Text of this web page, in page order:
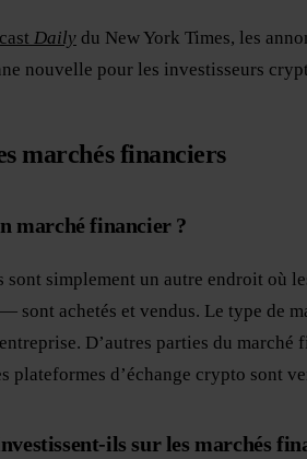
Daily du New York Times, les
nouvelle pour les investisseurs
marchés financiers
marché financier ?
sont simplement un autre endroit où
— sont achetés et vendus. Le type de
D’autres parties du
plateformes d’échange crypto sont
ils sur les marchés